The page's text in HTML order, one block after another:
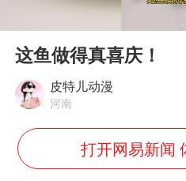
胜宏
秋天的
38岁演
Play
这鱼做得真喜庆！
皮特儿动漫
河南
打开网易新闻